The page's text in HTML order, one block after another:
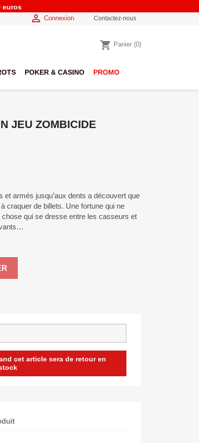
euros
 Connexion Contactez-nous
shopping_cart Panier (0)
POKER & CASINO PROMO
JEU ZOMBICIDE
armés jusqu’aux dents a découvert que
craquer de billets. Une fortune qui ne
qui se dresse entre les casseurs et
cet article sera de retour en